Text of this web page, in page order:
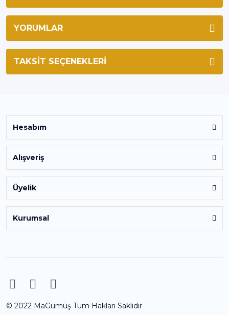
YORUMLAR
TAKSIT SEÇENEKLERI
Hesabım
Alışveriş
Üyelik
Kurumsal
© 2022 MaGümüş Tüm Hakları Saklıdır